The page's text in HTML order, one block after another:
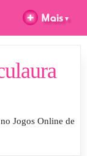
Jogos Online de